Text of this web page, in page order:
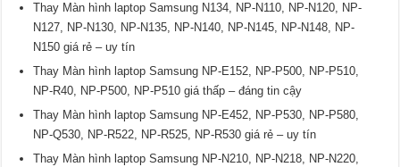
Thay Màn hình laptop Samsung N134, NP-N110, NP-N120, NP-
N127, NP-N130, NP-N135, NP-N140, NP-N145, NP-N148, NP-
N150 giá rẻ – uy tín
Thay Màn hình laptop Samsung NP-E152, NP-P500, NP-P510,
NP-R40, NP-P500, NP-P510 giá thấp – đáng tin cậy
Thay Màn hình laptop Samsung NP-E452, NP-P530, NP-P580,
NP-Q530, NP-R522, NP-R525, NP-R530 giá rẻ – uy tín
Thay Màn hình laptop Samsung NP-N210, NP-N218, NP-N220,